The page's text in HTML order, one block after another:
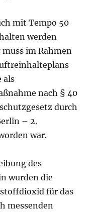
mit Tempo 50
werden
im Rahmen
als
nach § 40
durch
– 2.
war.
des
wurden die
für das
messenden